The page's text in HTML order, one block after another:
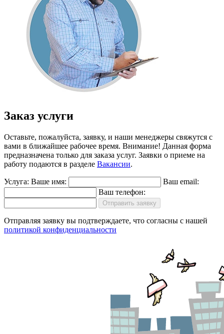
Заказ услуги
Оставьте, пожалуйста, заявку, и наши менеджеры свяжутся с
вами в ближайшее рабочее время. Внимание! Данная форма
предназначена только для заказа услуг. Заявки о приеме на
работу подаются в разделе Вакансии.
Услуга: Ваше имя:
Ваш email:
Ваш телефон:
Отправить заявку
Отправляя заявку вы подтверждаете, что согласны с нашей
политикой конфиденциальности